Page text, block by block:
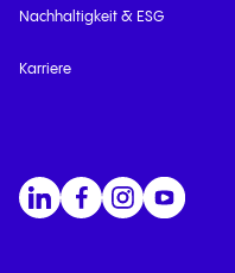
Nachhaltigkeit & ESG
Karriere